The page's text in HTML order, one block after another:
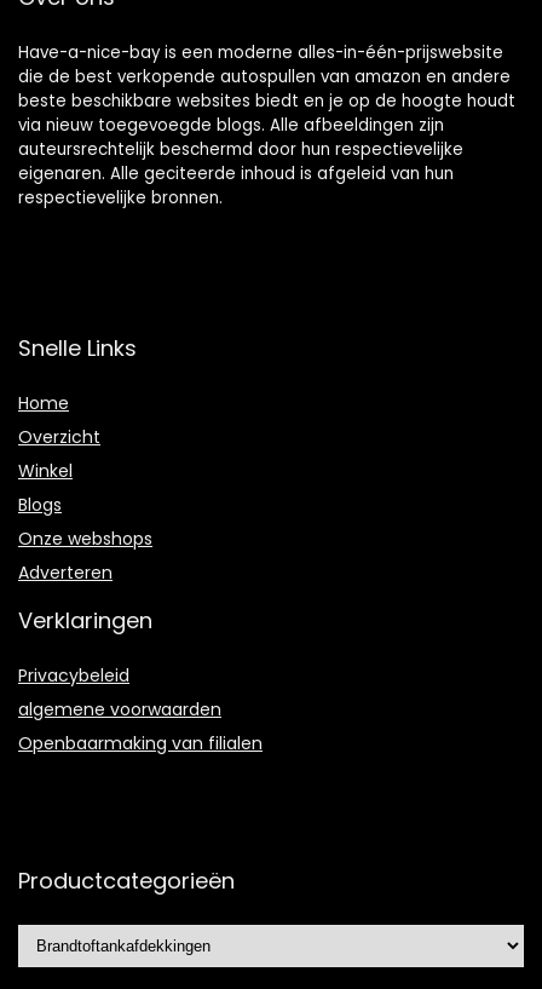
Have-a-nice-bay is een moderne alles-in-één-prijswebsite
die de best verkopende autospullen van amazon en andere
beste beschikbare websites biedt en je op de hoogte houdt
via nieuw toegevoegde blogs. Alle afbeeldingen zijn
auteursrechtelijk beschermd door hun respectievelijke
eigenaren. Alle geciteerde inhoud is afgeleid van hun
respectievelijke bronnen.
Snelle Links
Home
Overzicht
Winkel
Blogs
Onze webshops
Adverteren
Verklaringen
Privacybeleid
algemene voorwaarden
Openbaarmaking van filialen
Productcategorieën